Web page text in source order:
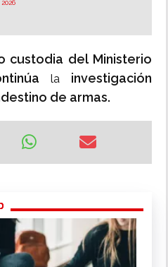
custodia del Ministerio
la investigación
de armas.